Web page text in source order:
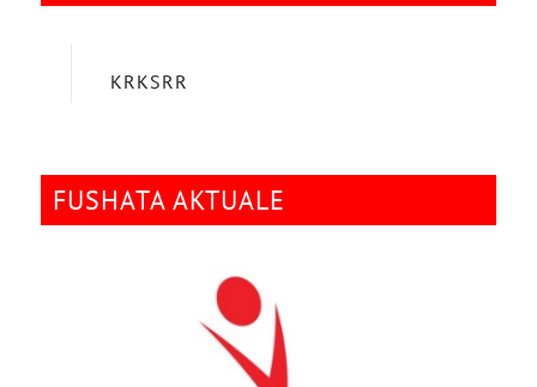
KRKSRR
FUSHATA AKTUALE